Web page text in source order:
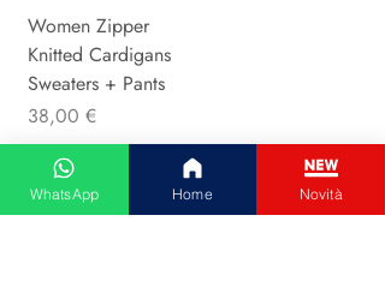
Women Zipper
Knitted Cardigans
Sweaters + Pants
Precio
38,00 €
WhatsApp Home Novità